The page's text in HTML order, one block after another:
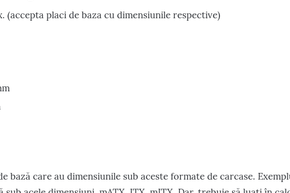
(accepta placi de baza cu dimensiunile respective)
bază care au dimensiunile sub aceste formate de carcase.